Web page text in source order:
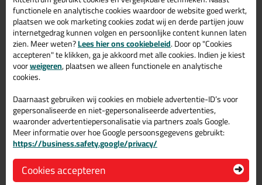
Wil je meer weten over de toepassing en kenmerken van dit
product?Lees alles over dit product >
Gerelateerde producten
functionele en analytische cookies waardoor de website goed werkt,
plaatsen we ook marketing cookies zodat wij en derde partijen jouw
internetgedrag kunnen volgen en persoonlijke content kunnen laten
zien. Meer weten?Lees hier ons cookiebeleid. Door op "Cookies
accepteren" te klikken, ga je akkoord met alle cookies. Indien je kiest
voorweigeren, plaatsen we alleen functionele en analytische
cookies.
Daarnaast gebruiken wij cookies en mobiele advertentie-ID’s voor
gepersonaliseerde en niet-gepersonaliseerde advertenties,
waaronder advertentiepersonalisatie via partners zoals Google.
Meer informatie over hoe Google persoonsgegevens gebruikt:
https://business.safety.google/privacy/
Cookies accepteren